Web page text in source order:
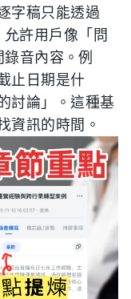
字稿只能透過
許用戶像「問
音內容。例
止日期是什
討論」。這種基
資訊的時間。